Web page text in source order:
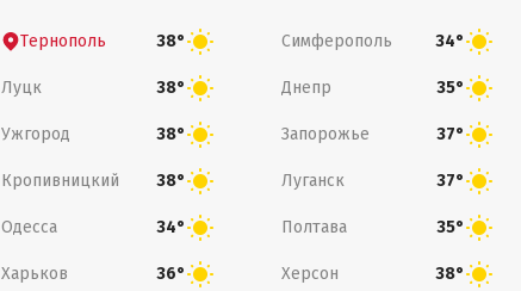
Тернополь 38° Симферополь 34°
Луцк 38° Днепр 35°
Ужгород 38° Запорожье 37°
Кропивницкий 38° Луганск 37°
Одесса 34° Полтава 35°
Харьков 36° Херсон 38°